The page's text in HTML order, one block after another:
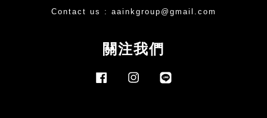
Contact us : aainkgroup@gmail.com
關注我們
FacebookInstagram